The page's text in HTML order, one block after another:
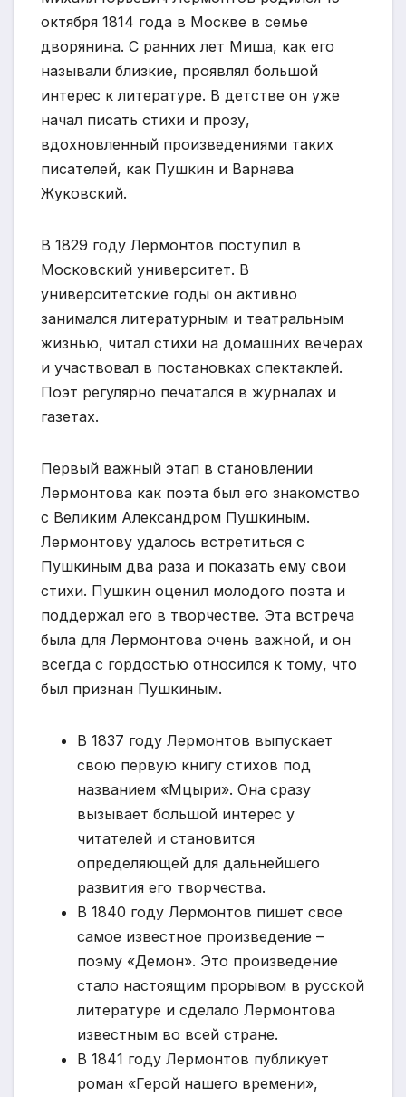
октября 1814 года в Москве в семье
дворянина. С ранних лет Миша, как его
называли близкие, проявлял большой
интерес к литературе. В детстве он уже
начал писать стихи и прозу,
вдохновленный произведениями таких
писателей, как Пушкин и Варнава
Жуковский.
В 1829 году Лермонтов поступил в
Московский университет. В
университетские годы он активно
занимался литературным и театральным
жизнью, читал стихи на домашних вечерах
и участвовал в постановках спектаклей.
Поэт регулярно печатался в журналах и
газетах.
Первый важный этап в становлении
Лермонтова как поэта был его знакомство
с Великим Александром Пушкиным.
Лермонтову удалось встретиться с
Пушкиным два раза и показать ему свои
стихи. Пушкин оценил молодого поэта и
поддержал его в творчестве. Эта встреча
была для Лермонтова очень важной, и он
всегда с гордостью относился к тому, что
был признан Пушкиным.
В 1837 году Лермонтов выпускает
свою первую книгу стихов под
названием «Мцыри». Она сразу
вызывает большой интерес у
читателей и становится
определяющей для дальнейшего
развития его творчества.
В 1840 году Лермонтов пишет свое
самое известное произведение –
поэму «Демон». Это произведение
стало настоящим прорывом в русской
литературе и сделало Лермонтова
известным во всей стране.
В 1841 году Лермонтов публикует
роман «Герой нашего времени»,